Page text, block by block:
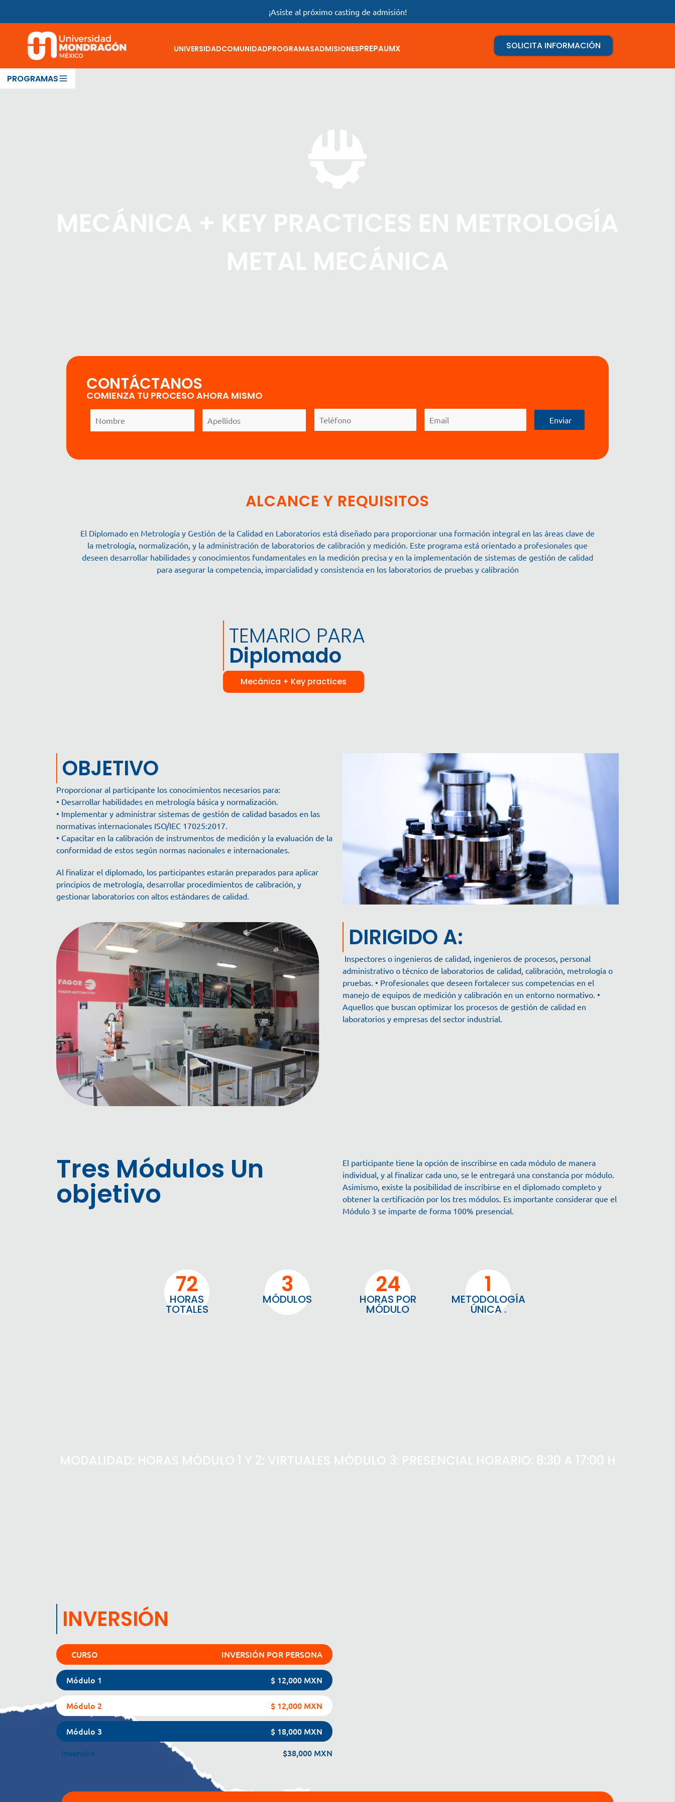
¡Asiste al próximo casting de admisión!
UNIVERSIDADCOMUNIDADPROGRAMASADMISIONESPREPAUMX SOLICITA INFORMACIÓN
PROGRAMAS
MECÁNICA + KEY PRACTICES EN METROLOGÍA
METAL MECÁNICA
CONTÁCTANOS
COMIENZA TU PROCESO AHORA MISMO
ALCANCE Y REQUISITOS
El Diplomado en Metrología y Gestión de la Calidad en Laboratorios está diseñado para proporcionar una formación integral en las áreas clave de
la metrología, normalización, y la administración de laboratorios de calibración y medición. Este programa está orientado a profesionales que
deseen desarrollar habilidades y conocimientos fundamentales en la medición precisa y en la implementación de sistemas de gestión de calidad
para asegurar la competencia, imparcialidad y consistencia en los laboratorios de pruebas y calibración
TEMARIO PARA
Diplomado
Mecánica + Key practices
OBJETIVO
Proporcionar al participante los conocimientos necesarios para:
• Desarrollar habilidades en metrología básica y normalización.
• Implementar y administrar sistemas de gestión de calidad basados en las
normativas internacionales ISO/IEC 17025:2017.
• Capacitar en la calibración de instrumentos de medición y la evaluación de la
conformidad de estos según normas nacionales e internacionales.
Al finalizar el diplomado, los participantes estarán preparados para aplicar
principios de metrología, desarrollar procedimientos de calibración, y
gestionar laboratorios con altos estándares de calidad.
DIRIGIDO A:
Inspectores o ingenieros de calidad, ingenieros de procesos, personal
administrativo o técnico de laboratorios de calidad, calibración, metrología o
pruebas. • Profesionales que deseen fortalecer sus competencias en el
manejo de equipos de medición y calibración en un entorno normativo. •
Aquellos que buscan optimizar los procesos de gestión de calidad en
laboratorios y empresas del sector industrial.
Tres Módulos Un
objetivo
El participante tiene la opción de inscribirse en cada módulo de manera
individual, y al finalizar cada uno, se le entregará una constancia por módulo.
Asimismo, existe la posibilidad de inscribirse en el diplomado completo y
obtener la certificación por los tres módulos. Es importante considerar que el
Módulo 3 se imparte de forma 100% presencial.
72
HORAS
TOTALES
3
MÓDULOS
24
HORAS POR
MÓDULO
1
METODOLOGÍA
ÚNICA .
MODALIDAD: HORAS MÓDULO 1 Y 2: VIRTUALES MÓDULO 3: PRESENCIAL HORARIO: 8:30 A 17:00 H
INVERSIÓN
CURSO INVERSIÓN POR PERSONA
Módulo 1 $ 12,000 MXN
Módulo 2 $ 12,000 MXN
Módulo 3
$ 18,000 MXN
Inversión
$38,000 MXN